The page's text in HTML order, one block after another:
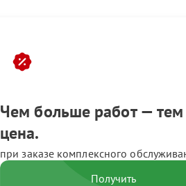
Чем больше работ —
цена.
при заказе комплексного
Получить